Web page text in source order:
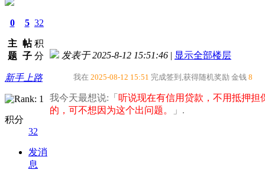
0
主
题
5
帖
子
32
积
分
新手上路
积分
32
发消
息
发表于 2025-8-12 15:51:46 | 显示全部楼层
我在 2025-08-12 15:51 完成签到,获得随机奖励 金钱 8
我今天最想说:「 听说现在有信用贷款，不用抵押
的，可不想因为这个出问题。​
」.